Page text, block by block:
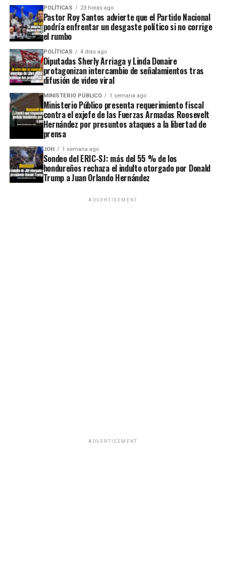
POLÍTICAS 23 horas ago
Pastor Roy Santos advierte que el Partido Nacional
podría enfrentar un desgaste político si no corrige
el rumbo
POLÍTICAS 4 días ago
Diputadas Sherly Arriaga y Linda Donaire
protagonizan intercambio de señalamientos tras
difusión de video viral
MINISTERIO PÚBLICO 1 semana ago
Ministerio Público presenta requerimiento fiscal
contra el exjefe de las Fuerzas Armadas Roosevelt
Hernández por presuntos ataques a la libertad de
prensa
JOH 1 semana ago
Sondeo del ERIC-SJ: más del 55 % de los
hondureños rechaza el indulto otorgado por Donald
Trump a Juan Orlando Hernández
ADVERTISEMENT
ADVERTISEMENT